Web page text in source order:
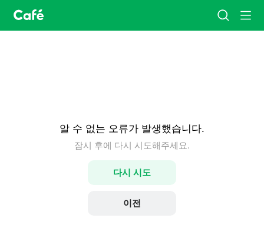
카
페
홈
검
색
메
뉴
알 수 없는 오류가 발생했습니다.
잠시 후에 다시 시도해주세요.
다시 시도
이전